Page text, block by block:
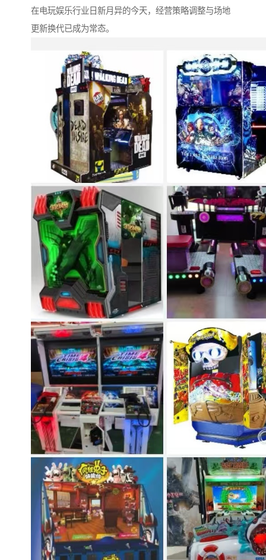
在电玩娱乐行业日新月异的今天，经营策略调整与场地
更新换代已成为常态。